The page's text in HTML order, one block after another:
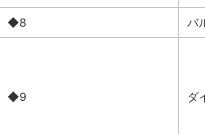
◆8 バ
◆9 ダ